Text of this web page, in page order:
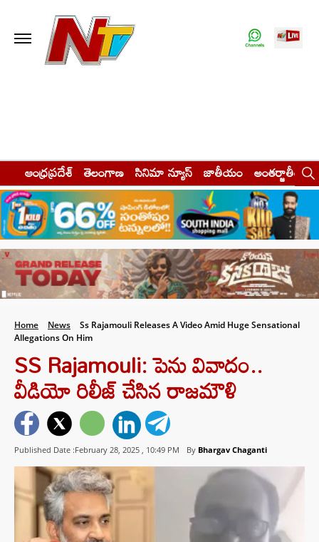
ఆంధ్రప్రదేశ్ తెలంగాణ సినిమా న్యూస్ జాతీయం అంతర్జాతీయం
Home News
Ss Rajamouli Releases A Video Amid Huge Sensational
Allegations On Him
SS Rajamouli: పెను వివాదం..
వీడియో రిలీజ్ చేసిన రాజమౌళి
Published Date :February 28, 2025 , 10:49 PM By Bhargav Chaganti